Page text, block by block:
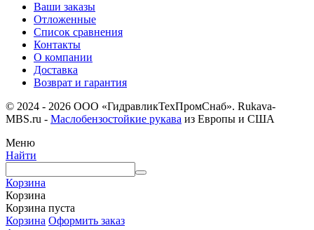
Ваши заказы
Отложенные
Список сравнения
Контакты
О компании
Доставка
Возврат и гарантия
© 2024 - 2026 ООО «ГидравликТехПромСнаб». Rukava-
MBS.ru - Маслобензостойкие рукава из Европы и США
Меню
Найти
Корзина
Корзина
Корзина пуста
Корзина Оформить заказ